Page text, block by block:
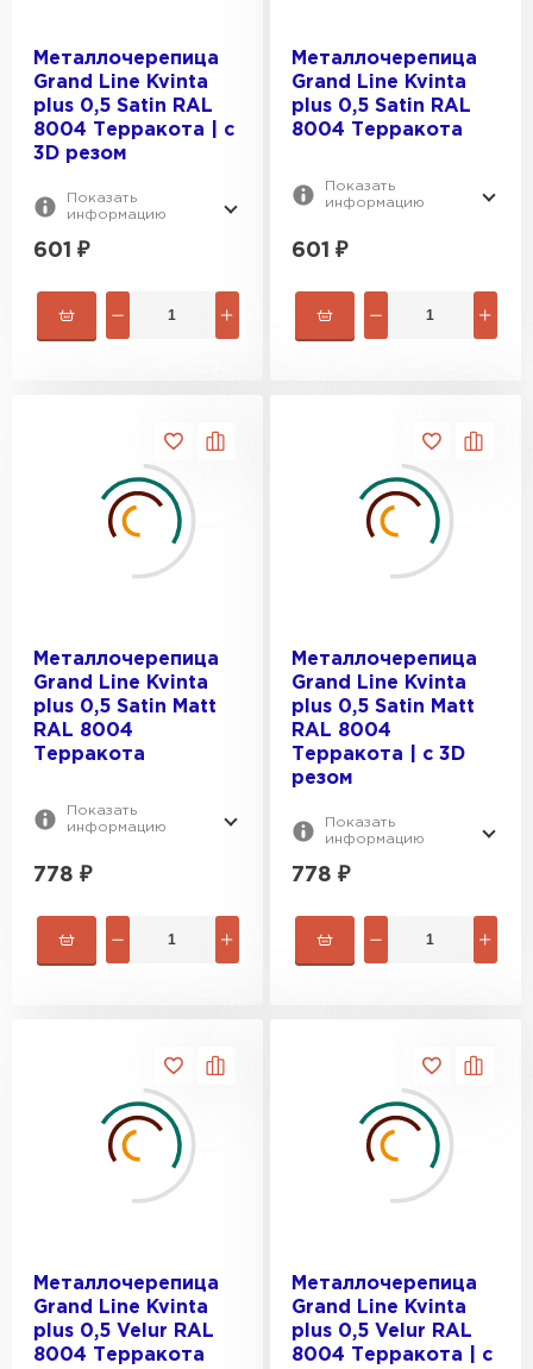
Металлочерепица
Grand Line Kvinta
plus 0,5 Satin RAL
8004 Терракота | c
3D резом
Показать
информацию
601 ₽
Металлочерепица
Grand Line Kvinta
plus 0,5 Satin RAL
8004 Терракота
Показать
информацию
601 ₽
Металлочерепица
Grand Line Kvinta
plus 0,5 Satin Мatt
RAL 8004
Терракота
Показать
информацию
778 ₽
Металлочерепица
Grand Line Kvinta
plus 0,5 Satin Мatt
RAL 8004
Терракота | c 3D
резом
Показать
информацию
778 ₽
Металлочерепица
Grand Line Kvinta
plus 0,5 Velur RAL
8004 Терракота
Металлочерепица
Grand Line Kvinta
plus 0,5 Velur RAL
8004 Терракота | c